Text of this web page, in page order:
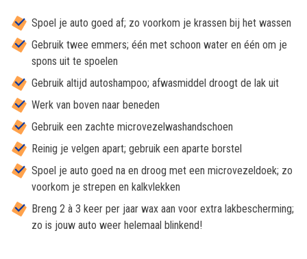
Spoel je auto goed af; zo voorkom je krassen bij het wassen
Gebruik twee emmers; één met schoon water en één om je
spons uit te spoelen
Gebruik altijd autoshampoo; afwasmiddel droogt de lak uit
Werk van boven naar beneden
Gebruik een zachte microvezelwashandschoen
Reinig je velgen apart; gebruik een aparte borstel
Spoel je auto goed na en droog met een microvezeldoek; zo
voorkom je strepen en kalkvlekken
Breng 2 à 3 keer per jaar wax aan voor extra lakbescherming;
zo is jouw auto weer helemaal blinkend!